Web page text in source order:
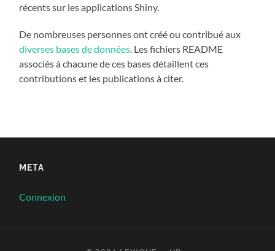
récents sur les applications Shiny.
De nombreuses personnes ont créé ou contribué aux
diverses bases de données . Les fichiers README
associés à chacune de ces bases détaillent ces
contributions et les publications à citer.
META
Connexion